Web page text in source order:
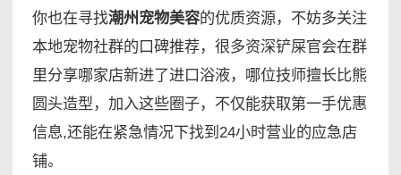
你也在寻找潮州宠物美容的优质资源，不妨多关注
本地宠物社群的口碑推荐，很多资深铲屎官会在群
里分享哪家店新进了进口浴液，哪位技师擅长比熊
圆头造型，加入这些圈子，不仅能获取第一手优惠
信息,还能在紧急情况下找到24小时营业的应急店
铺。